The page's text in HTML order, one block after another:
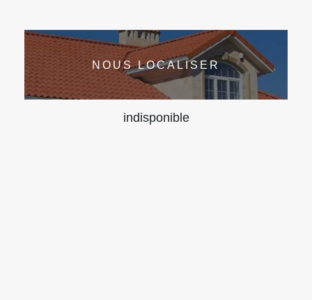
NOUS LOCALISER
indisponible